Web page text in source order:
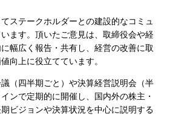
ステークホルダーとの建設的なコミュ
ます。頂いたご意見は、取締役会や経
幅広く報告・共有し、経営の改善に取
向上に役立てています。
（四半期ごと）や決算経営説明会（半
ンで定期的に開催し、国内外の株主・
ビジョンや決算状況を中心に説明する